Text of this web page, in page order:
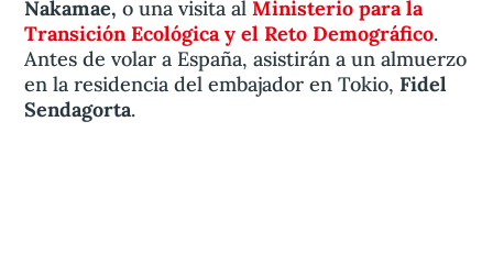
Nakamae,o una visita alMinisterio para la
Transición Ecológica y el Reto Demográfico.
Antes de volar a España, asistirán a un almuerzo
en la residencia del embajador en Tokio, Fidel
Sendagorta.